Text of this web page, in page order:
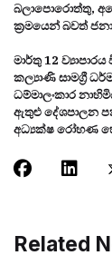
බලාපොරොත්තු,
ක්‍රමයෙන් බවත්
මාර්තු 12
කල්‍යාණි සාමග්‍රී
ධම්මාලංකාර
ඇතුළු දේශපාලන
අධ්‍යක්ෂ රෝහණ
Related